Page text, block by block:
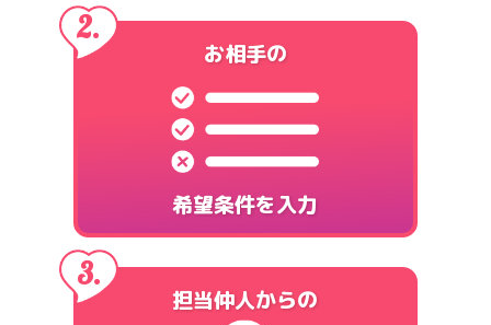
お相手の
希望条件を入力
担当仲人からの